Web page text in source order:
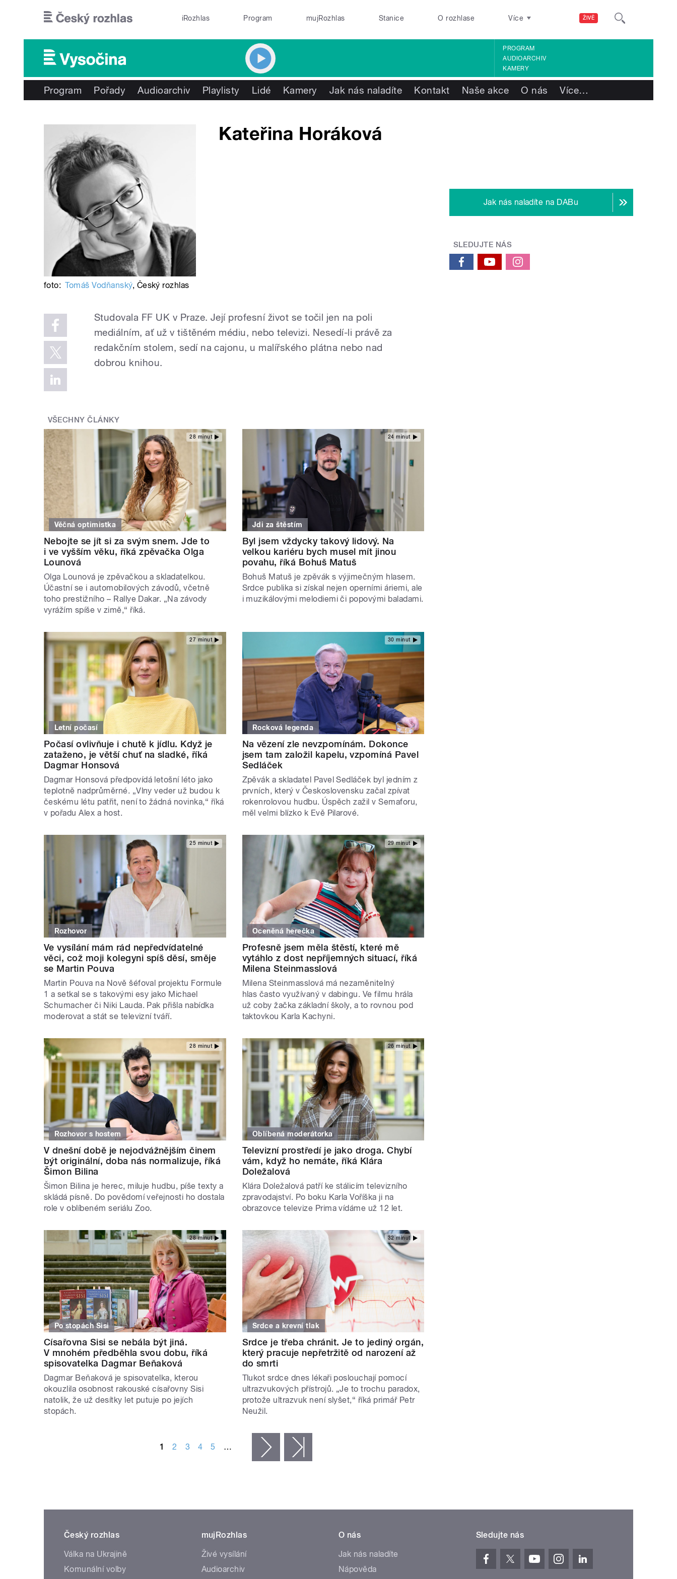
ŽIVĚ
iRozhlas Program mujRozhlas Stanice O rozhlase Více
PROGRAM
AUDIOARCHIV
KAMERY
Program Pořady Audioarchiv Playlisty Lidé Kamery Jak nás naladíte Kontakt Naše akce O nás Více…
Kateřina Horáková
foto: Tomáš Vodňanský, Český rozhlas
Studovala FF UK v Praze. Její profesní život se točil jen na poli
mediálním, ať už v tištěném médiu, nebo televizi. Nesedí-li právě za
redakčním stolem, sedí na cajonu, u malířského plátna nebo nad
dobrou knihou.
VŠECHNY ČLÁNKY
28 minut
Věčná optimistka
Nebojte se jít si za svým snem. Jde to
i ve vyšším věku, říká zpěvačka Olga
Lounová
Olga Lounová je zpěvačkou a skladatelkou.
Účastní se i automobilových závodů, včetně
toho prestižního – Rallye Dakar. „Na závody
vyrážím spíše v zimě,“ říká.
24 minut
Jdi za štěstím
Byl jsem vždycky takový lidový. Na
velkou kariéru bych musel mít jinou
povahu, říká Bohuš Matuš
Bohuš Matuš je zpěvák s výjimečným hlasem.
Srdce publika si získal nejen operními áriemi, ale
i muzikálovými melodiemi či popovými baladami.
27 minut
Letní počasí
Počasí ovlivňuje i chutě k jídlu. Když je
zataženo, je větší chuť na sladké, říká
Dagmar Honsová
Dagmar Honsová předpovídá letošní léto jako
teplotně nadprůměrné. „Vlny veder už budou k
českému létu patřit, není to žádná novinka,“ říká
v pořadu Alex a host.
30 minut
Rocková legenda
Na vězení zle nevzpomínám. Dokonce
jsem tam založil kapelu, vzpomíná Pavel
Sedláček
Zpěvák a skladatel Pavel Sedláček byl jedním z
prvních, který v Československu začal zpívat
rokenrolovou hudbu. Úspěch zažil v Semaforu,
měl velmi blízko k Evě Pilarové.
25 minut
Rozhovor
Ve vysílání mám rád nepředvídatelné
věci, což moji kolegyni spíš děsí, směje
se Martin Pouva
Martin Pouva na Nově šéfoval projektu Formule
1 a setkal se s takovými esy jako Michael
Schumacher či Niki Lauda. Pak přišla nabídka
moderovat a stát se televizní tváří.
29 minut
Oceněná herečka
Profesně jsem měla štěstí, které mě
vytáhlo z dost nepříjemných situací, říká
Milena Steinmasslová
Milena Steinmasslová má nezaměnitelný
hlas často využívaný v dabingu. Ve filmu hrála
už coby žačka základní školy, a to rovnou pod
taktovkou Karla Kachyni.
28 minut
Rozhovor s hostem
V dnešní době je nejodvážnějším činem
být originální, doba nás normalizuje, říká
Šimon Bilina
Šimon Bilina je herec, miluje hudbu, píše texty a
skládá písně. Do povědomí veřejnosti ho dostala
role v oblíbeném seriálu Zoo.
26 minut
Oblíbená moderátorka
Televizní prostředí je jako droga. Chybí
vám, když ho nemáte, říká Klára
Doležalová
Klára Doležalová patří ke stálicím televizního
zpravodajství. Po boku Karla Voříška ji na
obrazovce televize Prima vídáme už 12 let.
28 minut
Po stopách Sisi
Císařovna Sisi se nebála být jiná.
V mnohém předběhla svou dobu, říká
spisovatelka Dagmar Beňaková
Dagmar Beňaková je spisovatelka, kterou
okouzlila osobnost rakouské císařovny Sisi
natolik, že už desítky let putuje po jejích
stopách.
32 minut
Srdce a krevní tlak
Srdce je třeba chránit. Je to jediný orgán,
který pracuje nepřetržitě od narození až
do smrti
Tlukot srdce dnes lékaři poslouchají pomocí
ultrazvukových přístrojů. „Je to trochu paradox,
protože ultrazvuk není slyšet,“ říká primář Petr
Neužil.
1 2 3 4 5 … následující ›
Jak nás naladíte na DABu
SLEDUJTE NÁS
Český rozhlas
Válka na Ukrajině
Komunální volby
mujRozhlas
Živé vysílání
Audioarchiv
O nás
Jak nás naladíte
Nápověda
Sledujte nás